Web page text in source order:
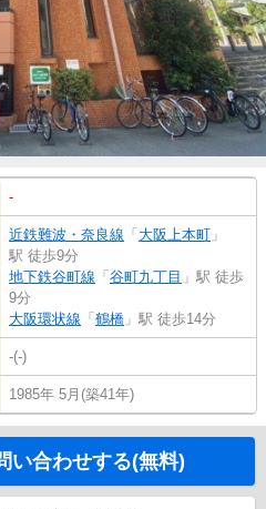
-
近鉄難波・奈良線 「 大阪上本町 」
駅 徒歩9分
地下鉄谷町線 「 谷町九丁目 」駅 徒歩
9分
大阪環状線 「 鶴橋 」駅 徒歩14分
-(-)
1985年 5月(築41年)
い合わせする(無料)